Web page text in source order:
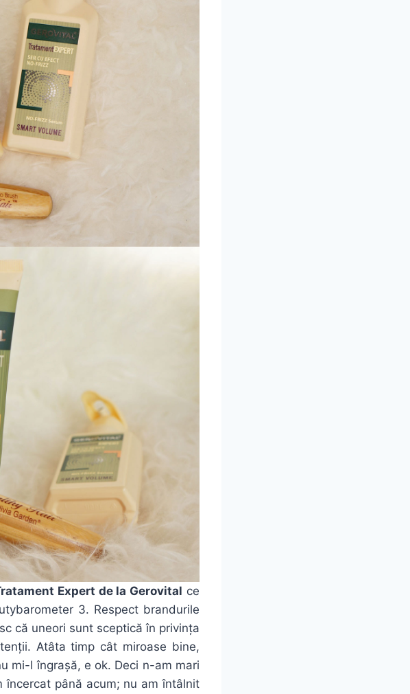
Expert de la Gerovital ce
3. Respect brandurile
că uneori sunt sceptică în privința
Atâta timp cât miroase bine,
mi-l îngrașă, e ok. Deci n-am mari
până acum; nu am întâlnit